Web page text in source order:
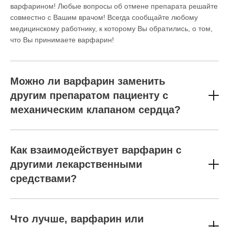
варфарином! Любые вопросы об отмене препарата решайте
совместно с Вашим врачом! Всегда сообщайте любому
медицинскому работнику, к которому Вы обратились, о том,
что Вы принимаете варфарин!
Можно ли варфарин заменить
другим препаратом пациенту с
механическим клапаном сердца?
Как взаимодействует варфарин с
другими лекарственными
средствами?
Что лучше, варфарин или